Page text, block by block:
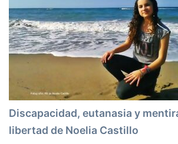
Discapacidad, eutanasia y
libertad de Noelia Castillo